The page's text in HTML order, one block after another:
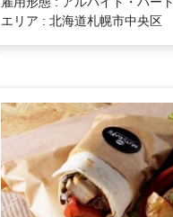
エリア : 北海道札幌市中央区